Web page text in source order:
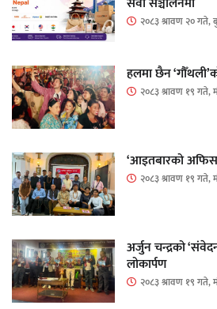
२०८३ श्रावण २० गते,
हलमा छैन
२०८३ श्रावण १९ गते,
‘आइतबारको
२०८३ श्रावण १९ गते,
अर्जुन चन्द्रको
लोकार्पण
२०८३ श्रावण १९ गते,